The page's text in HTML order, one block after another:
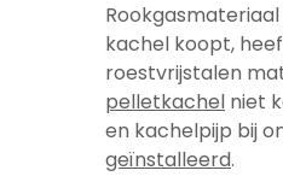
kachel koopt,
roestvrijstalen
pelletkachel niet
en kachelpijp bij
geïnstalleerd.